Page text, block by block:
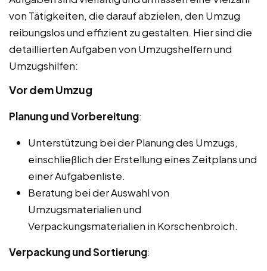
von Tätigkeiten, die darauf abzielen, den Umzug
reibungslos und effizient zu gestalten. Hier sind die
detaillierten Aufgaben von Umzugshelfern und
Umzugshilfen:
Vor dem Umzug
Planung und Vorbereitung:
Unterstützung bei der Planung des Umzugs,
einschließlich der Erstellung eines Zeitplans und
einer Aufgabenliste.
Beratung bei der Auswahl von
Umzugsmaterialien und
Verpackungsmaterialien in Korschenbroich.
Verpackung und Sortierung: